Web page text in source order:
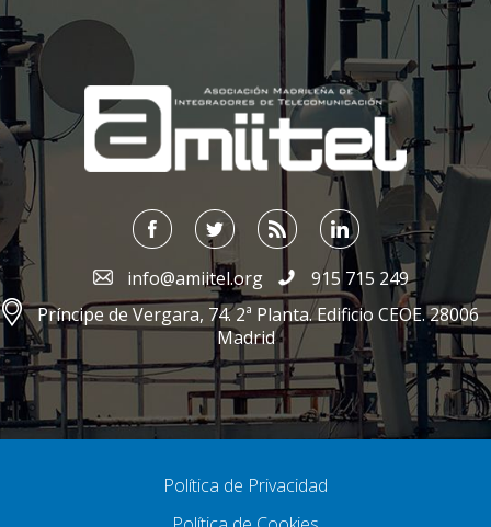
;
info@amiitel.org
915 715 249
Príncipe de Vergara, 74. 2ª Planta. Edificio CEOE. 28006
Madrid
Política de Privacidad